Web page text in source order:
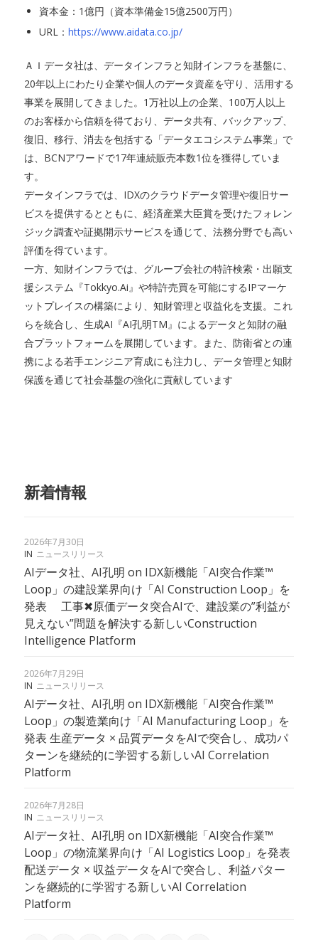
資本金：1億円（資本準備金15億2500万円）
URL： https://www.aidata.co.jp/
ＡＩデータ社は、データインフラと知財インフラを基盤に、
20年以上にわたり企業や個人のデータ資産を守り、活用する
事業を展開してきました。1万社以上の企業、100万人以上
のお客様から信頼を得ており、データ共有、バックアップ、
復旧、移行、消去を包括する「データエコシステム事業」で
は、BCNアワードで17年連続販売本数1位を獲得していま
す。
データインフラでは、IDXのクラウドデータ管理や復旧サー
ビスを提供するとともに、経済産業大臣賞を受けたフォレン
ジック調査や証拠開示サービスを通じて、法務分野でも高い
評価を得ています。
一方、知財インフラでは、グループ会社の特許検索・出願支
援システム『Tokkyo.Ai』や特許売買を可能にするIPマーケ
ットプレイスの構築により、知財管理と収益化を支援。これ
らを統合し、生成AI『AI孔明TM』によるデータと知財の融
合プラットフォームを展開しています。また、防衛省との連
携による若手エンジニア育成にも注力し、データ管理と知財
保護を通じて社会基盤の強化に貢献しています
新着情報
2026年7月30日
IN ニュースリリース
AIデータ社、AI孔明 on IDX新機能「AI突合作業™︎
Loop」の建設業界向け「AI Construction Loop」を
発表 工事✖︎原価データ突合AIで、建設業の”利益が
見えない”問題を解決する新しいConstruction
Intelligence Platform
2026年7月29日
IN ニュースリリース
AIデータ社、AI孔明 on IDX新機能「AI突合作業™
Loop」の製造業向け「AI Manufacturing Loop」を
発表 生産データ × 品質データをAIで突合し、成功パ
ターンを継続的に学習する新しいAI Correlation
Platform
2026年7月28日
IN ニュースリリース
AIデータ社、AI孔明 on IDX新機能「AI突合作業™
Loop」の物流業界向け「AI Logistics Loop」を発表
配送データ × 収益データをAIで突合し、利益パター
ンを継続的に学習する新しいAI Correlation
Platform